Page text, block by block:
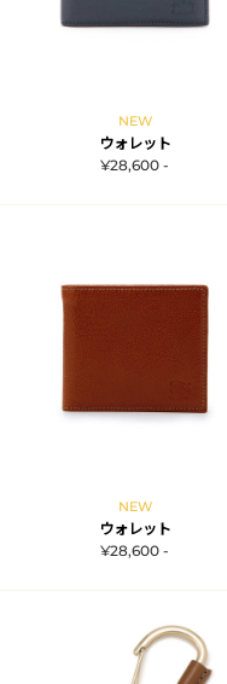
NEW
ウォレット
¥28,600 -
NEW
ウォレット
¥28,600 -